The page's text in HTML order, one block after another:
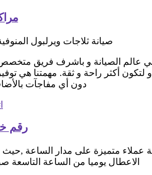
صيانة ثلاجات ويرلبول
عالم الصيانة و باشرف فريق متخصص
لتكون أكثر راحة و ثقة. مهمتنا هي
دون أي مفاجآت
رقم
عملاء متميزة على مدار الساعة
الاعطال يوميا من الساعة التاسعة